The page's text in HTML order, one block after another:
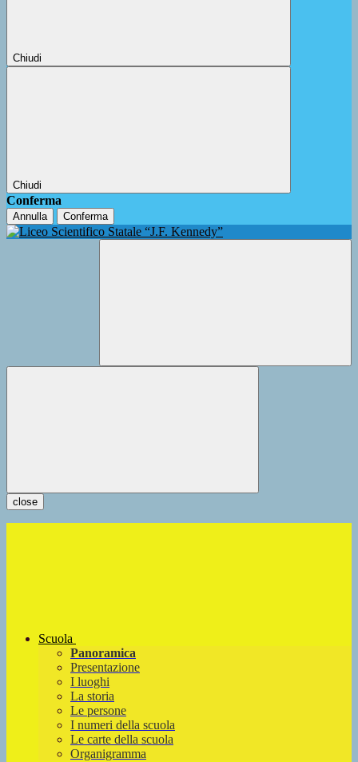
Chiudi
Chiudi
Conferma
Annulla Conferma
close
Scuola
Panoramica
Presentazione
I luoghi
La storia
Le persone
I numeri della scuola
Le carte della scuola
Organigramma